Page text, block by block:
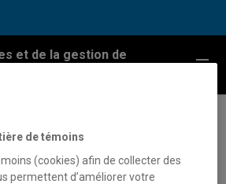
et de la gestion de
la Fondation de
de témoins
(cookies) afin de collecter des
permettent d’améliorer votre